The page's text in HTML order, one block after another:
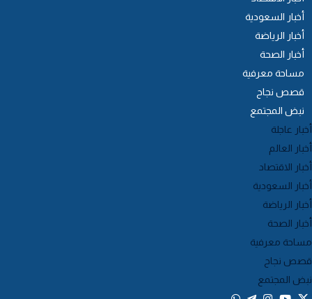
أخبار السعودية
أخبار الرياضة
أخبار الصحة
مساحة معرفية
قصص نجاح
نبض المجتمع
عاجلة
العالم
الاقتصاد
السعودية
الرياضة
الصحة
معرفية
نجاح
المجتمع